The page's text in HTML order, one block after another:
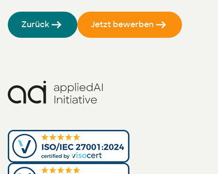
Zurück Jetzt bewerben